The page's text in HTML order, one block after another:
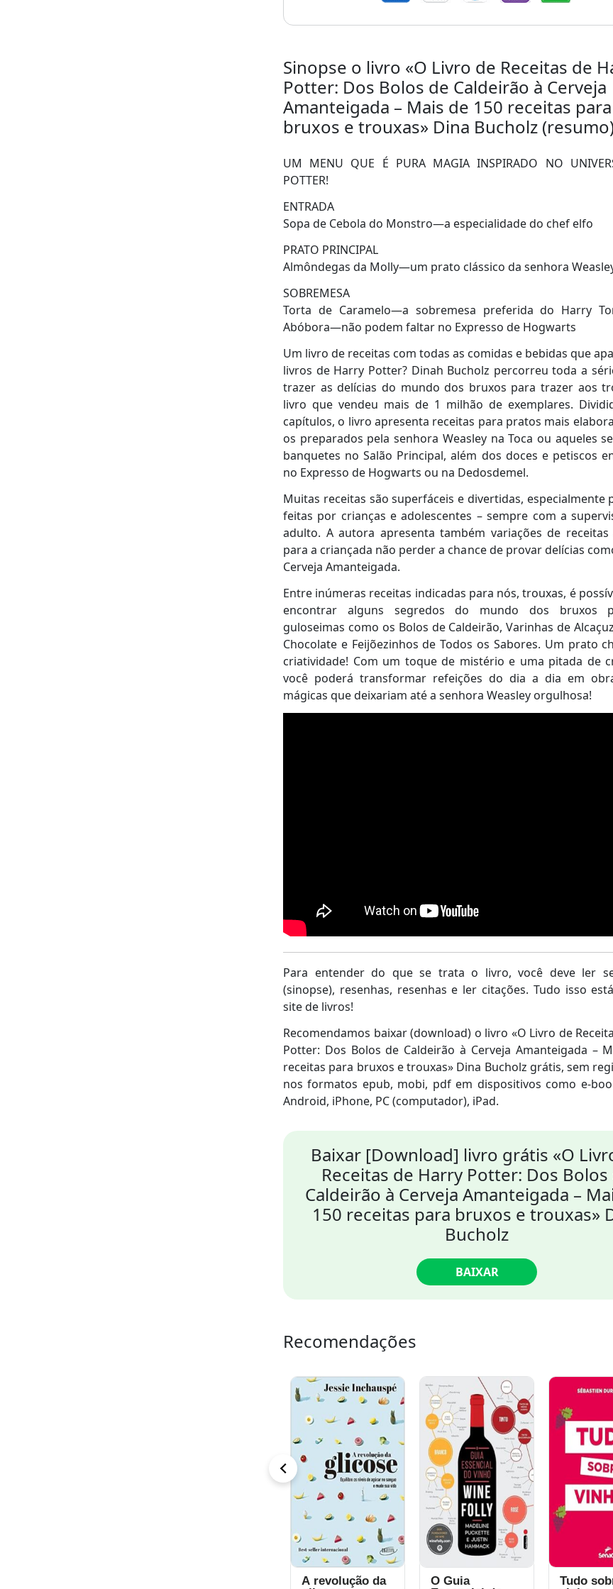
Sinopse o livro «O Livro de Receitas de
Potter: Dos Bolos de Caldeirão à Cerveja
Amanteigada – Mais de 150 receitas para
bruxos e trouxas» Dina Bucholz
UM MENU QUE É PURA MAGIA INSPIRADO NO
POTTER!
ENTRADA
Sopa de Cebola do Monstro―a especialidade do chef elfo
PRATO PRINCIPAL
Almôndegas da Molly―um prato clássico da senhora
SOBREMESA
Torta de Caramelo―a sobremesa preferida do Harry
Abóbora―não podem faltar no Expresso de Hogwarts
Um livro de receitas com todas as comidas e bebidas que
livros de Harry Potter? Dinah Bucholz percorreu toda a
trazer as delícias do mundo dos bruxos para trazer aos
livro que vendeu mais de 1 milhão de exemplares.
capítulos, o livro apresenta receitas para pratos mais
os preparados pela senhora Weasley na Toca ou aqueles
banquetes no Salão Principal, além dos doces e petiscos
no Expresso de Hogwarts ou na Dedosdemel.
Muitas receitas são superfáceis e divertidas, especialmente
feitas por crianças e adolescentes – sempre com a
adulto. A autora apresenta também variações de receitas
para a criançada não perder a chance de provar delícias
Cerveja Amanteigada.
Entre inúmeras receitas indicadas para nós, trouxas, é
encontrar alguns segredos do mundo dos bruxos
guloseimas como os Bolos de Caldeirão, Varinhas de
Chocolate e Feijõezinhos de Todos os Sabores. Um prato
criatividade! Com um toque de mistério e uma pitada de
você poderá transformar refeições do dia a dia em
mágicas que deixariam até a senhora Weasley orgulhosa!
Para entender do que se trata o livro, você deve ler
(sinopse), resenhas, resenhas e ler citações. Tudo isso
site de livros!
Recomendamos baixar (download) o livro «O Livro de
Potter: Dos Bolos de Caldeirão à Cerveja Amanteigada –
receitas para bruxos e trouxas» Dina Bucholz grátis, sem
nos formatos epub, mobi, pdf em dispositivos como e-
Android, iPhone, PC (computador), iPad.
Baixar [Download] livro grátis «O
Receitas de Harry Potter: Dos Bolos
Caldeirão à Cerveja Amanteigada –
150 receitas para bruxos e trouxas»
Bucholz
BAIXAR
Recomendações
A revolução da
O Guia
Tudo